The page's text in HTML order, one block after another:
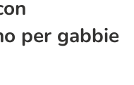
per gabbie